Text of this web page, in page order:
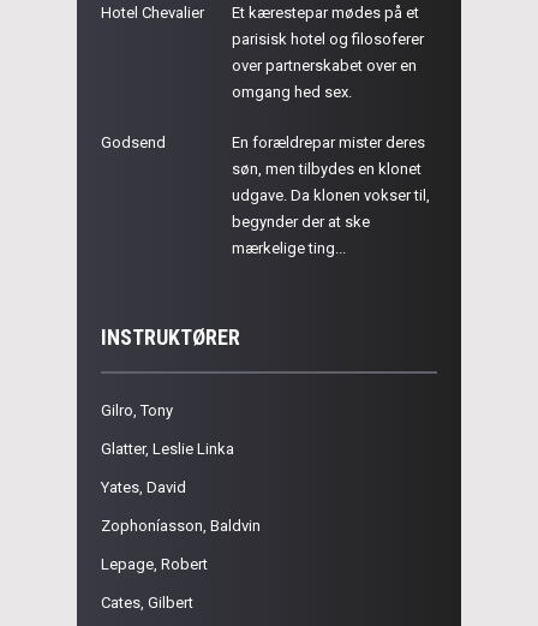
Hotel Chevalier
Et kærestepar mødes på et
parisisk hotel og filosoferer
over partnerskabet over en
omgang hed sex.
Godsend
En forældrepar mister deres
søn, men tilbydes en klonet
udgave. Da klonen vokser til,
begynder der at ske
mærkelige ting...
INSTRUKTØRER
Gilro, Tony
Glatter, Leslie Linka
Yates, David
Zophoníasson, Baldvin
Lepage, Robert
Cates, Gilbert